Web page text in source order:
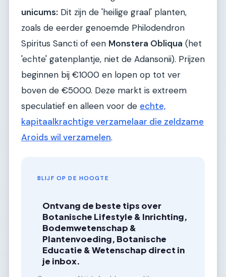
unicums: Dit zijn de 'heilige graal' planten,
zoals de eerder genoemde Philodendron
Spiritus Sancti of een Monstera Obliqua (het
'echte' gatenplantje, niet de Adansonii). Prijzen
beginnen bij €1000 en lopen op tot ver
boven de €5000. Deze markt is extreem
speculatief en alleen voor de echte,
kapitaalkrachtige verzamelaar die zeldzame
Aroids wil verzamelen.
BLIJF OP DE HOOGTE
Ontvang de beste tips over
Botanische Lifestyle & Inrichting,
Bodemwetenschap &
Plantenvoeding, Botanische
Educatie & Wetenschap direct in
je inbox.